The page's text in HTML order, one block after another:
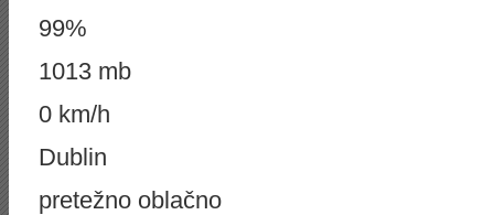
99%
1013 mb
0 km/h
Dublin
pretežno oblačno